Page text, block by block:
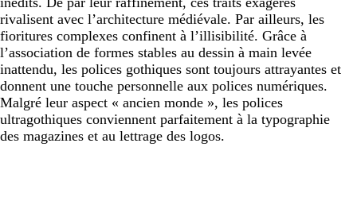
rivalisent avec l’architecture médiévale. Par ailleurs, les
fioritures complexes confinent à l’illisibilité. Grâce à
l’association de formes stables au dessin à main levée
inattendu, les polices gothiques sont toujours attrayantes et
donnent une touche personnelle aux polices numériques.
Malgré leur aspect « ancien monde », les polices
ultragothiques conviennent parfaitement à la typographie
des magazines et au lettrage des logos.